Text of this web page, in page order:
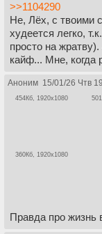
>>1104290
Не, Лёх, с твоими
худеется легко,
просто на
кайф... Мне, когда
Аноним 15/01/26 Чтв
454Кб, 1920x1080
360Кб, 1920x1080
Правда про жизнь